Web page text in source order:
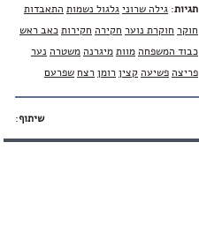
תגיות: גילה שרוניגלגול נשמות התאבדות
חוקר חוקרת נוער חקירה חקירותכאב ראש
כבוד המשפחה מוותמיגרנה משטרה נער
פריצה פשיעה קציןרומןרצחשפרעם
שיתוף: